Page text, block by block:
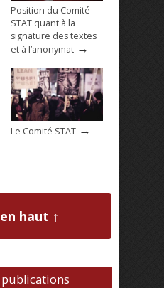
Position du Comité
STAT quant à la
signature des textes
et à l’anonymat →
Le Comité STAT →
haut ↑